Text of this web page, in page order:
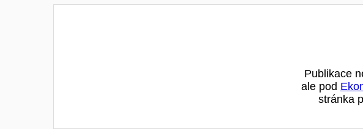
Publikace
ale pod
stránka